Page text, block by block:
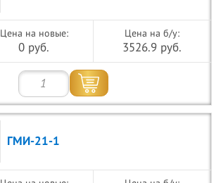
Цена на новые:
0 руб.
Цена на б/у:
3526.9 руб.
ГМИ-21-1